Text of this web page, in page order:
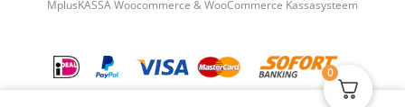
MplusKASSA Woocommerce &WooCommerce Kassasysteem
0